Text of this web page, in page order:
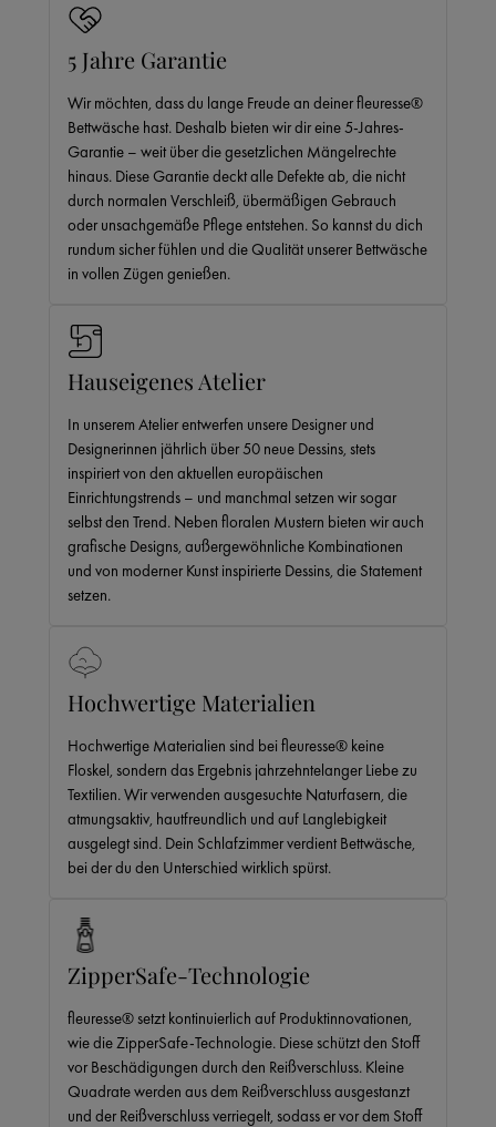
5 Jahre Garantie
Wir möchten, dass du lange Freude an deiner fleuresse®
Bettwäsche hast. Deshalb bieten wir dir eine 5-Jahres-
Garantie – weit über die gesetzlichen Mängelrechte
hinaus. Diese Garantie deckt alle Defekte ab, die nicht
durch normalen Verschleiß, übermäßigen Gebrauch
oder unsachgemäße Pflege entstehen. So kannst du dich
rundum sicher fühlen und die Qualität unserer Bettwäsche
in vollen Zügen genießen.
Hauseigenes Atelier
In unserem Atelier entwerfen unsere Designer und
Designerinnen jährlich über 50 neue Dessins, stets
inspiriert von den aktuellen europäischen
Einrichtungstrends – und manchmal setzen wir sogar
selbst den Trend. Neben floralen Mustern bieten wir auch
grafische Designs, außergewöhnliche Kombinationen
und von moderner Kunst inspirierte Dessins, die Statement
setzen.
Hochwertige Materialien
Hochwertige Materialien sind bei fleuresse® keine
Floskel, sondern das Ergebnis jahrzehntelanger Liebe zu
Textilien. Wir verwenden ausgesuchte Naturfasern, die
atmungsaktiv, hautfreundlich und auf Langlebigkeit
ausgelegt sind. Dein Schlafzimmer verdient Bettwäsche,
bei der du den Unterschied wirklich spürst.
ZipperSafe-Technologie
fleuresse® setzt kontinuierlich auf Produktinnovationen,
wie die ZipperSafe-Technologie. Diese schützt den Stoff
vor Beschädigungen durch den Reißverschluss. Kleine
Quadrate werden aus dem Reißverschluss ausgestanzt
und der Reißverschluss verriegelt, sodass er vor dem Stoff